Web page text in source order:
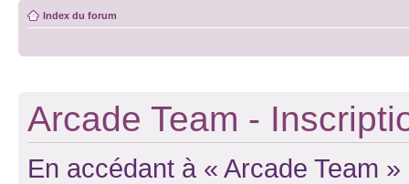
Index du forum
Arcade Team -
En accédant à « Arcade Team